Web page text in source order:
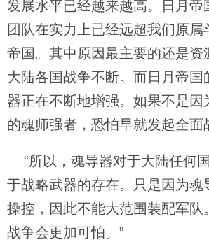
发展水平已经越来越高。日月帝
团队在实力上已经远超我们原属
帝国。其中原因最主要的还是资
大陆各国战争不断。而日月帝国
器正在不断地增强。如果不是因
的魂师强者，恐怕早就发起全面
“所以，魂导器对于大陆任何
于战略武器的存在。只是因为魂
操控，因此不能大范围装配军队
战争会更加可怕。”